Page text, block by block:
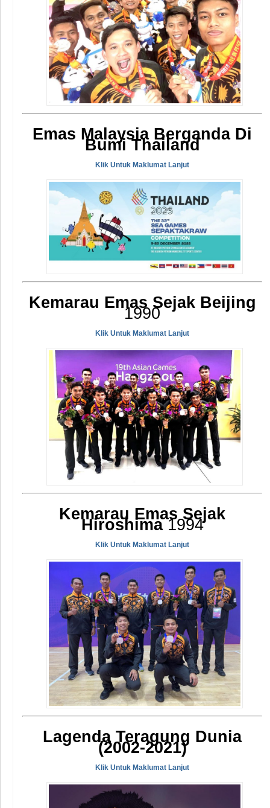
Emas Malaysia Berganda Di
Bumi Thailand
Klik Untuk Maklumat Lanjut
Kemarau Emas Sejak Beijing
1990
Klik Untuk Maklumat Lanjut
Kemarau Emas Sejak
Hiroshima1994
Klik Untuk Maklumat Lanjut
Lagenda Teragung Dunia
(2002-2021)
Klik Untuk Maklumat Lanjut